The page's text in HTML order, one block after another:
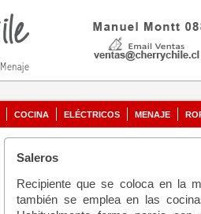
COCINA ELÉCTRICOS MENAJE
Saleros
Recipiente que se coloca en la
también se emplea en las